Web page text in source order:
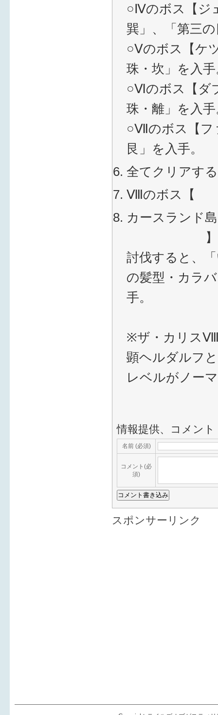
○Ⅳのボス【ジ
巽」、「第三
○Ⅴのボス【ケ
珠・坎」を入
○Ⅵのボス【ダ
珠・離」を入
○Ⅶのボス【フ
艮」を入手。
全てクリアす
Ⅷのボス【
カースランド
討伐すると、
の髪型・カラ
手。
※ザ・カリスⅧ
顕ヘルダルフ
レベルがノー
情報提供、コメント
名前 (必須)
コメント(必
須)
スポンサーリンク